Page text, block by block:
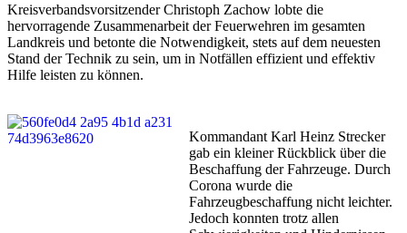
Kreisverbandsvorsitzender Christoph Zachow lobte die
hervorragende Zusammenarbeit der Feuerwehren im gesamten
Landkreis und betonte die Notwendigkeit, stets auf dem neuesten
Stand der Technik zu sein, um in Notfällen effizient und effektiv
Hilfe leisten zu können.
Kommandant Karl Heinz Strecker
gab ein kleiner Rückblick über die
Beschaffung der Fahrzeuge. Durch
Corona wurde die
Fahrzeugbeschaffung nicht leichter.
Jedoch konnten trotz allen